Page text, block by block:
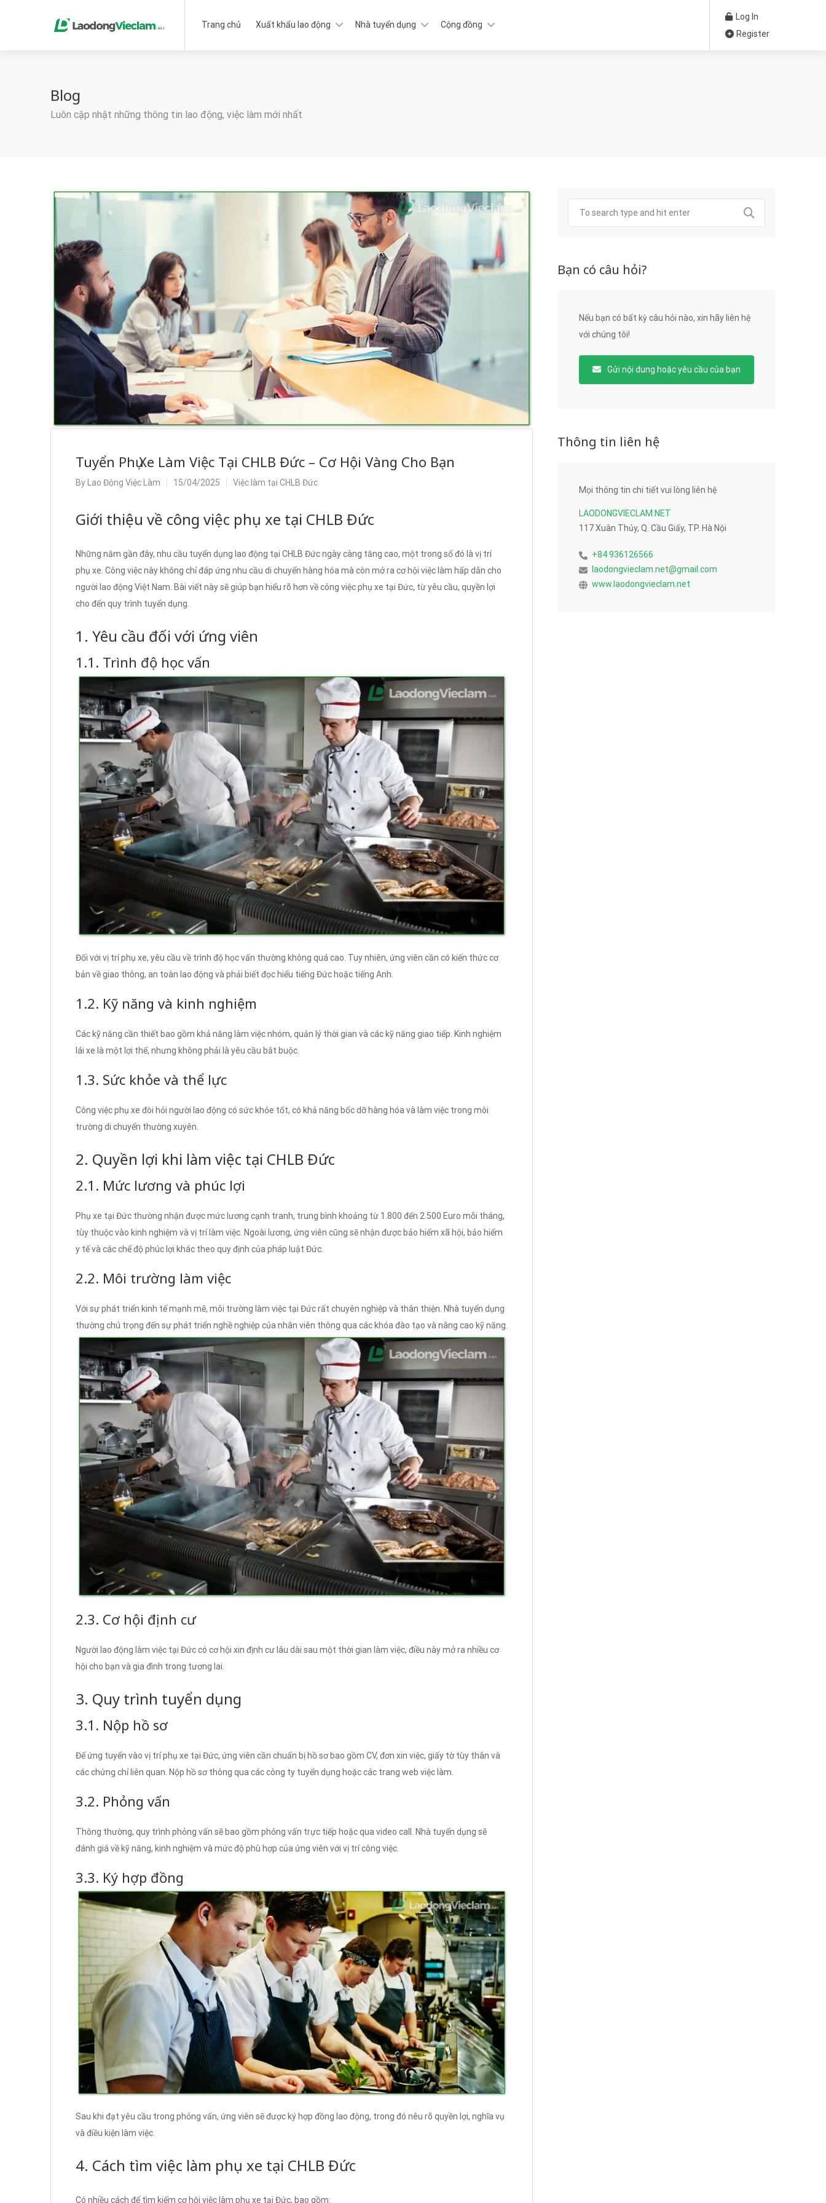
Trang chủ Xuất khẩu lao động Nhà tuyển dụng Cộng đồng
Log In
Register
Blog
Luôn cập nhật những thông tin lao động, việc làm mới nhất
Tuyển Phụ Xe Làm Việc Tại CHLB Đức – Cơ Hội Vàng Cho Bạn
ByLao Động Việc Làm 15/04/2025 Việc làm tại CHLB Đức
Giới thiệu về công việc phụ xe tại CHLB Đức
Những năm gần đây, nhu cầu tuyển dụng lao động tại CHLB Đức ngày càng tăng cao, một trong số đó là vị trí
phụ xe. Công việc này không chỉ đáp ứng nhu cầu di chuyển hàng hóa mà còn mở ra cơ hội việc làm hấp dẫn cho
người lao động Việt Nam. Bài viết này sẽ giúp bạn hiểu rõ hơn về công việc phụ xe tại Đức, từ yêu cầu, quyền lợi
cho đến quy trình tuyển dụng.
1. Yêu cầu đối với ứng viên
1.1. Trình độ học vấn
Đối với vị trí phụ xe, yêu cầu về trình độ học vấn thường không quá cao. Tuy nhiên, ứng viên cần có kiến thức cơ
bản về giao thông, an toàn lao động và phải biết đọc hiểu tiếng Đức hoặc tiếng Anh.
1.2. Kỹ năng và kinh nghiệm
Các kỹ năng cần thiết bao gồm khả năng làm việc nhóm, quản lý thời gian và các kỹ năng giao tiếp. Kinh nghiệm
lái xe là một lợi thế, nhưng không phải là yêu cầu bắt buộc.
1.3. Sức khỏe và thể lực
Công việc phụ xe đòi hỏi người lao động có sức khỏe tốt, có khả năng bốc dỡ hàng hóa và làm việc trong môi
trường di chuyển thường xuyên.
2. Quyền lợi khi làm việc tại CHLB Đức
2.1. Mức lương và phúc lợi
Phụ xe tại Đức thường nhận được mức lương cạnh tranh, trung bình khoảng từ 1.800 đến 2.500 Euro mỗi tháng,
tùy thuộc vào kinh nghiệm và vị trí làm việc. Ngoài lương, ứng viên cũng sẽ nhận được bảo hiểm xã hội, bảo hiểm
y tế và các chế độ phúc lợi khác theo quy định của pháp luật Đức.
2.2. Môi trường làm việc
Với sự phát triển kinh tế mạnh mẽ, môi trường làm việc tại Đức rất chuyên nghiệp và thân thiện. Nhà tuyển dụng
thường chú trọng đến sự phát triển nghề nghiệp của nhân viên thông qua các khóa đào tạo và nâng cao kỹ năng.
2.3. Cơ hội định cư
Người lao động làm việc tại Đức có cơ hội xin định cư lâu dài sau một thời gian làm việc, điều này mở ra nhiều cơ
hội cho bạn và gia đình trong tương lai.
3. Quy trình tuyển dụng
3.1. Nộp hồ sơ
Để ứng tuyển vào vị trí phụ xe tại Đức, ứng viên cần chuẩn bị hồ sơ bao gồm CV, đơn xin việc, giấy tờ tùy thân và
các chứng chỉ liên quan. Nộp hồ sơ thông qua các công ty tuyển dụng hoặc các trang web việc làm.
3.2. Phỏng vấn
Thông thường, quy trình phỏng vấn sẽ bao gồm phỏng vấn trực tiếp hoặc qua video call. Nhà tuyển dụng sẽ
đánh giá về kỹ năng, kinh nghiệm và mức độ phù hợp của ứng viên với vị trí công việc.
3.3. Ký hợp đồng
Sau khi đạt yêu cầu trong phỏng vấn, ứng viên sẽ được ký hợp đồng lao động, trong đó nêu rõ quyền lợi, nghĩa vụ
và điều kiện làm việc.
4. Cách tìm việc làm phụ xe tại CHLB Đức
Có nhiều cách để tìm kiếm cơ hội việc làm phụ xe tại Đức, bao gồm:
Bạn có câu hỏi?
Nếu bạn có bất kỳ câu hỏi nào, xin hãy liên hệ
với chúng tôi!
Gửi nội dung hoặc yêu cầu của bạn
Thông tin liên hệ
Mọi thông tin chi tiết vui lòng liên hệ
LAODONGVIECLAM.NET
117 Xuân Thủy, Q. Cầu Giấy, TP. Hà Nội
+84 936126566
laodongvieclam.net@gmail.com
www.laodongvieclam.net